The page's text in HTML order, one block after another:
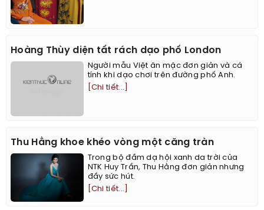
Hoàng Thùy diện tất rách dạo phố London
Người mẫu Việt ăn mặc đơn giản và cá
tính khi dạo chơi trên đường phố Anh.
[Chi tiết...]
Thu Hằng khoe khéo vòng một căng tràn
Trong bộ đầm dạ hội xanh da trời của
NTK Huy Trần, Thu Hằng đơn giản nhưng
đầy sức hút.
[Chi tiết...]